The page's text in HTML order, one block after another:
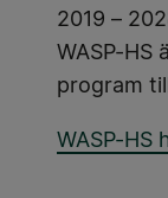
2019 –
WASP-HS
program
WASP-HS